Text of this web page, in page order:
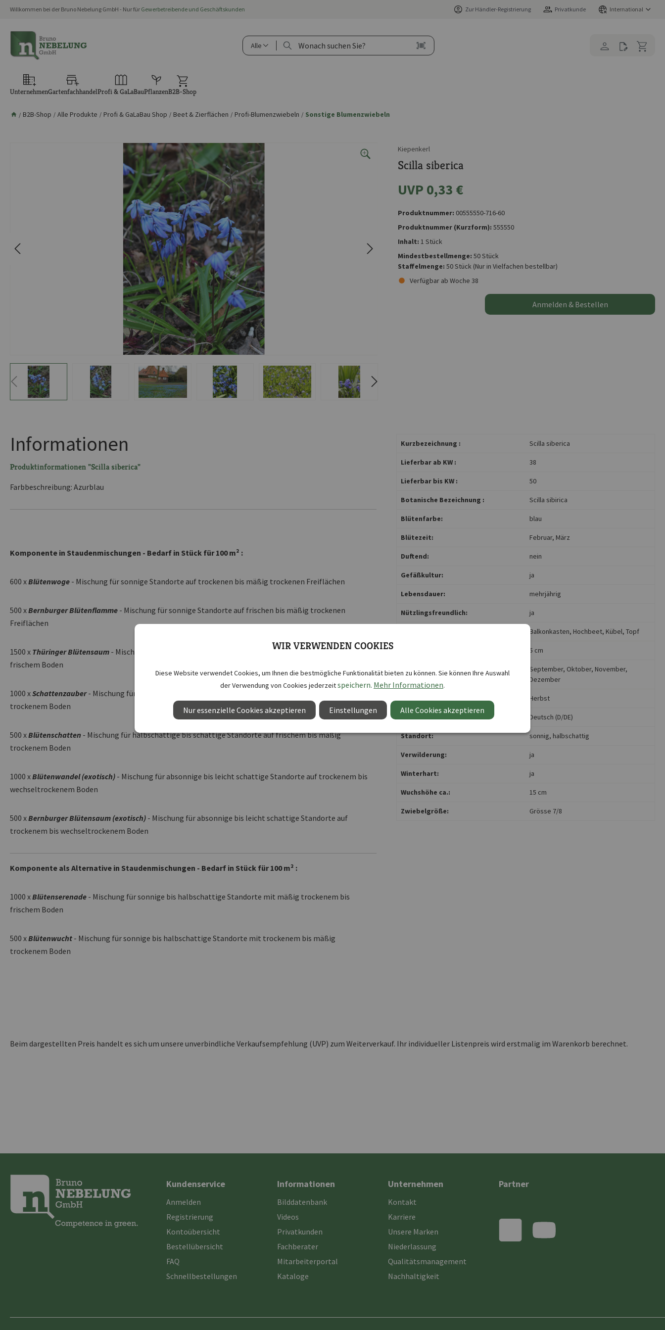
Zur Hauptnavigation springen
Willkommen bei der Bruno Nebelung GmbH - Nur für Gewerbetreibende und Geschäftskunden Zur Händler-Registrierung Privatkunde International
UnternehmenGartenfachhandelProfi & GaLaBauPflanzenB2B-Shop
Alle
/ B2B-Shop / Alle Produkte / Profi & GaLaBau Shop / Beet & Zierflächen / Profi-Blumenzwiebeln / Sonstige Blumenzwiebeln
Kiepenkerl
Scilla siberica
UVP 0,33 €
Produktnummer: 00555550-716-60
Produktnummer (Kurzform): 555550
Inhalt: 1 Stück
Mindestbestellmenge: 50 Stück
Staffelmenge: 50 Stück (Nur in Vielfachen bestellbar)
Verfügbar ab Woche 38
Anmelden & Bestellen
Informationen
Produktinformationen "Scilla siberica"
Farbbeschreibung: Azurblau
Komponente in Staudenmischungen - Bedarf in Stück für 100 m² :
600 xBlütenwoge - Mischung für sonnige Standorte auf trockenen bis mäßig trockenen Freiflächen
500 xBernburger Blütenflamme - Mischung für sonnige Standorte auf frischen bis mäßig trockenen
Freiflächen
1500 x Thüringer Blütensaum - Mischung für sonnige bis halbschattige Standorte mit mäßig trockenem bis
frischem Boden
1000 xSchattenzauber- Mischung für halbschattige bis schattige Standorte auf frischem bis mäßig
trockenem Boden
500 xBlütenschatten - Mischung für halbschattige bis schattige Standorte auf frischem bis mäßig
trockenem Boden
1000 xBlütenwandel (exotisch) - Mischung für absonnige bis leicht schattige Standorte auf trockenem bis
wechseltrockenem Boden
500 xBernburger Blütensaum (exotisch) - Mischung für absonnige bis leicht schattige Standorte auf
trockenem bis wechseltrockenem Boden
Komponente als Alternative in Staudenmischungen - Bedarf in Stück für 100 m² :
1000 xBlütenserenade - Mischung für sonnige bis halbschattige Standorte mit mäßig trockenem bis
frischem Boden
500 xBlütenwucht - Mischung für sonnige bis halbschattige Standorte mit trockenem bis mäßig
trockenem Boden
Kurzbezeichnung : Scilla siberica
Lieferbar ab KW : 38
Lieferbar bis KW : 50
Botanische Bezeichnung : Scilla sibirica
Blütenfarbe: blau
Blütezeit: Februar, März
Duftend: nein
Gefäßkultur: ja
Lebensdauer: mehrjährig
Nützlingsfreundlich: ja
Balkonkasten, Hochbeet, Kübel, Topf
5 cm
Pflanzzeit:
September, Oktober, November,
Dezember
Herbst
Deutsch (D/DE)
Standort: sonnig, halbschattig
Verwilderung: ja
Winterhart: ja
Wuchshöhe ca.: 15 cm
Zwiebelgröße: Grösse 7/8
Beim dargestellten Preis handelt es sich um unsere unverbindliche Verkaufsempfehlung (UVP) zum Weiterverkauf. Ihr individueller Listenpreis wird erstmalig im Warenkorb berechnet.
Kundenservice
Anmelden
Registrierung
Kontoübersicht
Bestellübersicht
FAQ
Schnellbestellungen
Informationen
Bilddatenbank
Videos
Privatkunden
Fachberater
Mitarbeiterportal
Kataloge
Unternehmen
Kontakt
Karriere
Unsere Marken
Niederlassung
Qualitätsmanagement
Nachhaltigkeit
Partner
WIR VERWENDEN COOKIES
Diese Website verwendet Cookies, um Ihnen die bestmögliche Funktionalität bieten zu können. Sie können Ihre Auswahl
der Verwendung von Cookies jederzeitspeichern. Mehr Informationen.
Nur essenzielle Cookies akzeptieren Einstellungen Alle Cookies akzeptieren